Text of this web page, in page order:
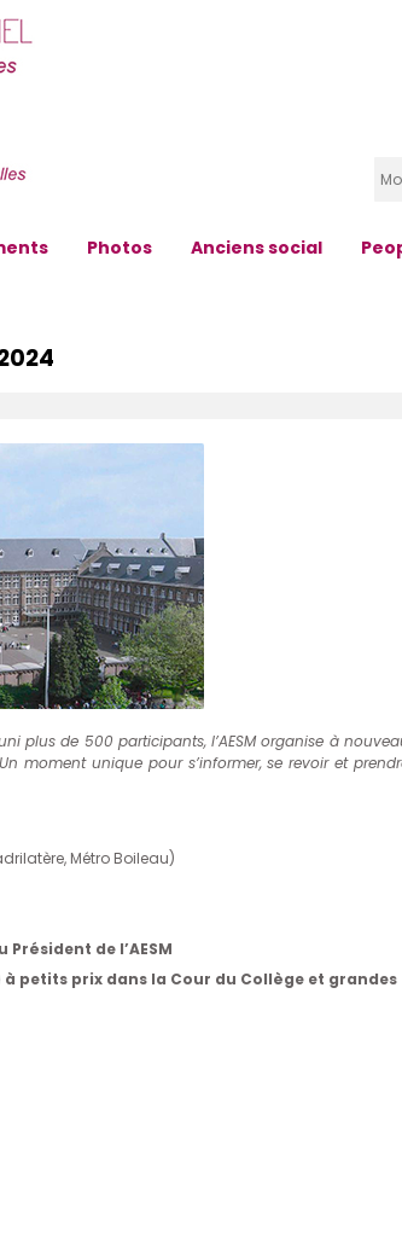
Photos Anciens social
plus de 500 participants, l’AESM organise à
moment unique pour s’informer, se revoir et
Métro Boileau)
de l’AESM
petits prix dans la Cour du Collège et grandes